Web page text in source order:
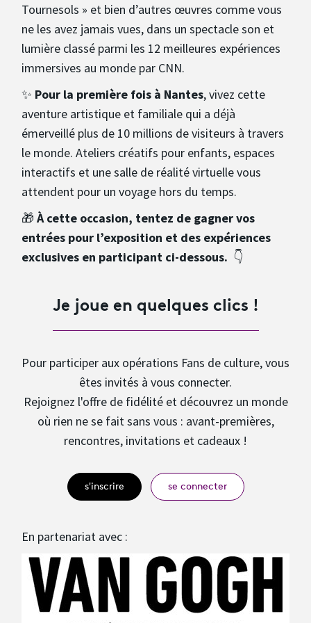
Tournesols » et bien d’autres œuvres comme vous
ne les avez jamais vues, dans un spectacle son et
lumière classé parmi les 12 meilleures expériences
immersives au monde par CNN.
✨ Pour la première fois à Nantes, vivez cette
aventure artistique et familiale qui a déjà
émerveillé plus de 10 millions de visiteurs à travers
le monde. Ateliers créatifs pour enfants, espaces
interactifs et une salle de réalité virtuelle vous
attendent pour un voyage hors du temps.
🎁 À cette occasion, tentez de gagner vos
entrées pour l’exposition et des expériences
exclusives en participant ci-dessous. 👇
Je joue en quelques clics !
Pour participer aux opérations Fans de culture, vous
êtes invités à vous connecter.
Rejoignez l'offre de fidélité et découvrez un monde
où rien ne se fait sans vous : avant-premières,
rencontres, invitations et cadeaux !
s'inscrire se connecter
En partenariat avec :